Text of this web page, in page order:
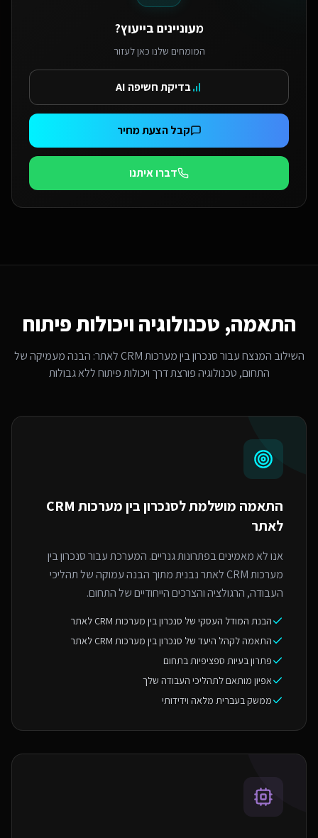
מעוניינים בייעוץ?
המומחים שלנו כאן לעזור
בדיקת חשיפה AI
קבל הצעת מחיר
דברו איתנו
התאמה, טכנולוגיה ויכולות פיתוח
השילוב המנצח עבורסנכרון בין מערכות CRM לאתר
: הבנה מעמיקה של
התחום, טכנולוגיה פורצת דרך ויכולות פיתוח ללא גבולות
התאמה מושלמת ל
סנכרון בין מערכות CRM
לאתר
אנו לא מאמינים בפתרונות גנריים. המערכת עבור סנכרון בין
מערכות CRM לאתר נבנית מתוך הבנה עמוקה של תהליכי
העבודה, הרגולציה והצרכים הייחודיים של התחום.
הבנת המודל העסקי של סנכרון בין מערכות CRM לאתר
התאמה לקהל היעד של סנכרון בין מערכות CRM לאתר
פתרון בעיות ספציפיות בתחום
אפיון מותאם לתהליכי העבודה שלך
ממשק בעברית מלאה וידידותי